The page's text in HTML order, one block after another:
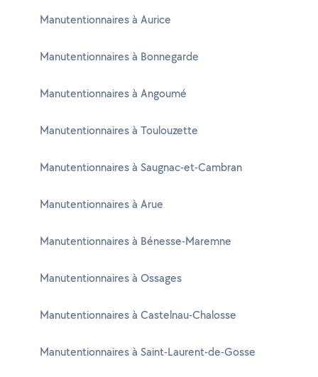
Manutentionnaires à Aurice
Manutentionnaires à Bonnegarde
Manutentionnaires à Angoumé
Manutentionnaires à Toulouzette
Manutentionnaires à Saugnac-et-Cambran
Manutentionnaires à Arue
Manutentionnaires à Bénesse-Maremne
Manutentionnaires à Ossages
Manutentionnaires à Castelnau-Chalosse
Manutentionnaires à Saint-Laurent-de-Gosse